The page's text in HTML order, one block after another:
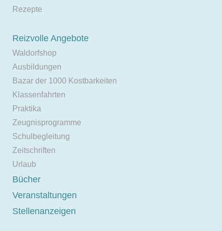
Rezepte
Reizvolle Angebote
Waldorfshop
Ausbildungen
Bazar der 1000 Kostbarkeiten
Klassenfahrten
Praktika
Zeugnisprogramme
Schulbegleitung
Zeitschriften
Urlaub
Bücher
Veranstaltungen
Stellenanzeigen